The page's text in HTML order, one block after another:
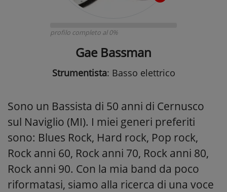
profilo completo al 0%
Gae Bassman
Strumentista: Basso elettrico
Sono un Bassista di 50 anni di Cernusco
sul Naviglio (MI). I miei generi preferiti
sono: Blues Rock, Hard rock, Pop rock,
Rock anni 60, Rock anni 70, Rock anni 80,
Rock anni 90. Con la mia band da poco
riformatasi, siamo alla ricerca di una voce